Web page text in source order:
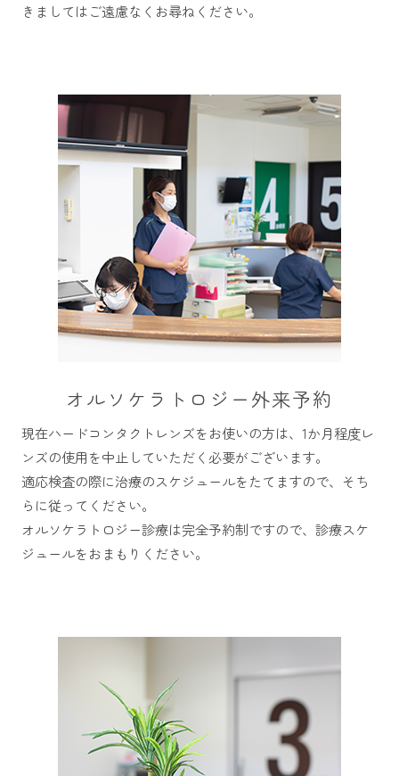
きましてはご遠慮なくお尋ねください。
オルソケラトロジー外来予約
現在ハードコンタクトレンズをお使いの方は、1か月程度レ
ンズの使用を中止していただく必要がございます。
適応検査の際に治療のスケジュールをたてますので、そち
らに従ってください。
オルソケラトロジー診療は完全予約制ですので、診療スケ
ジュールをおまもりください。